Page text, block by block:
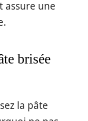
assure une
brisée
la pâte